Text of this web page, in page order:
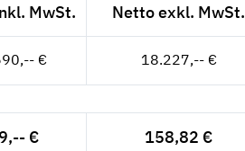
MwSt. Netto exkl. MwSt.
€ 18.227,-- €
€ 158,82 €